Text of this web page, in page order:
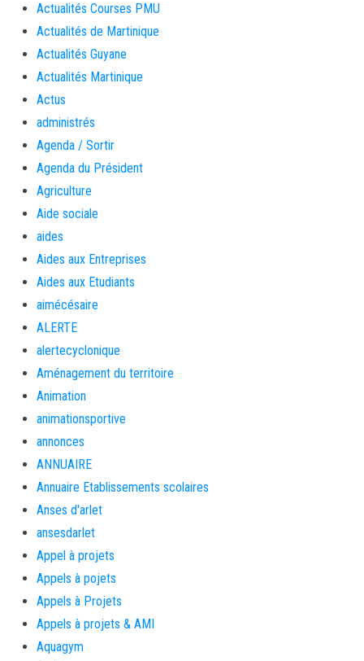
Actualités Courses PMU
Actualités de Martinique
Actualités Guyane
Actualités Martinique
Actus
administrés
Agenda / Sortir
Agenda du Président
Agriculture
Aide sociale
aides
Aides aux Entreprises
Aides aux Etudiants
aimécésaire
ALERTE
alertecyclonique
Aménagement du territoire
Animation
animationsportive
annonces
ANNUAIRE
Annuaire Etablissements scolaires
Anses d'arlet
ansesdarlet
Appel à projets
Appels à pojets
Appels à Projets
Appels à projets & AMI
Aquagym